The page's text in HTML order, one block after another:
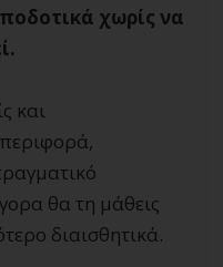
χωρίς να
και
θα τη μάθεις
διαισθητικά.